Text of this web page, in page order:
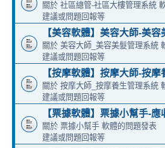
關於 社區總管-社區大樓管理系統
建議或問題回報等
【美容軟體】美容大師-美
關於 美容大師_美容美髮管理系統
建議或問題回報等
【按摩軟體】按摩大師-按
關於 按摩大師_按摩養生管理系統
建議或問題回報等
【票據軟體】票據小幫手-
關於 票據小幫手 軟體的問題發表
建議或問題回報等